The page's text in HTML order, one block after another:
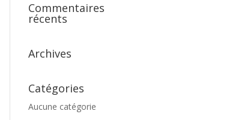
Commentaires
récents
Archives
Catégories
Aucune catégorie